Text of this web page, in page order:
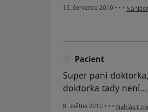
15. července 2010 • • • podle
Pacient
Super paní
doktorka tady
8. května 2010 • • • podle
Nahlásit